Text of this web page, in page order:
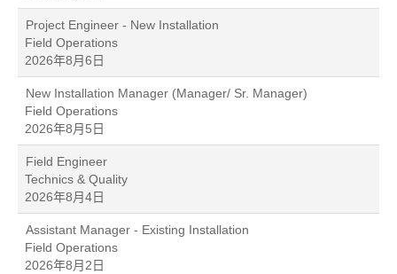
Project Engineer - New Installation
Field Operations
2026年8月6日
New Installation Manager (Manager/ Sr. Manager)
Field Operations
2026年8月5日
Field Engineer
Technics & Quality
2026年8月4日
Assistant Manager - Existing Installation
Field Operations
2026年8月2日